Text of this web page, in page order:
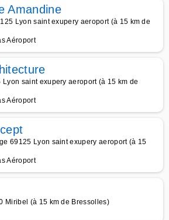
Amandine
Lyon saint exupery aeroport (à 15 km de
Aéroport
saint exupery aeroport (à 15 km de
Aéroport
69125 Lyon saint exupery aeroport (à 15
Aéroport
Miribel (à 15 km de Bressolles)